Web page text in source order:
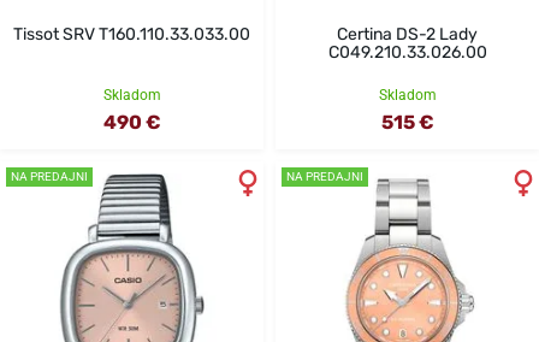
Tissot SRV T160.110.33.033.00
Skladom
490 €
Certina DS-2 Lady
C049.210.33.026.00
Skladom
515 €
NA PREDAJNI NA PREDAJNI